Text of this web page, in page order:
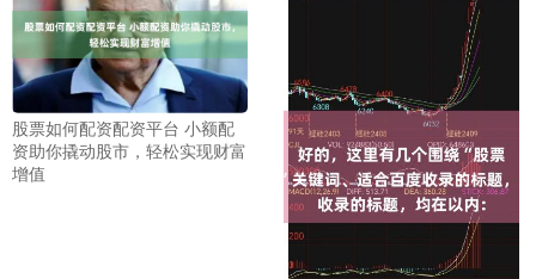
股票如何配资配资平台 小额配
资助你撬动股市，轻松实现财富
增值